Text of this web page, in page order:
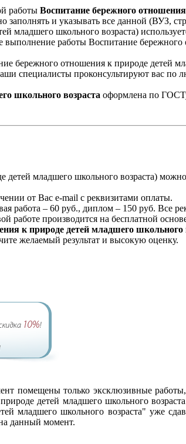
работы Воспитание бережного
заполнять и указывать все данной (ВУЗ,
школьного возраста)
работы Воспитание
бережного отношения к природе детей
специалисты проконсультируют вас
школьного возраста оформлена по ГОСТу
младшего школьного возраста)
от Вас e-mail с реквизитами оплаты.
работа – 60 руб., диплом – 150 руб. Все
работе производится на бесплатной
к природе детей младшего школьного
желаемый результат и высокую оценку.
помещены только эксклюзивные
детей младшего школьного
младшего школьного возраста" уже
данный момент.